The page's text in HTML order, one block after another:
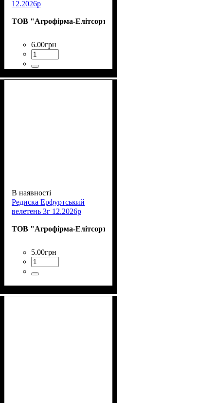
12.2026р
ТОВ "Агрофірма-Елітсортнасіння"
6.00грн
В наявності
Редиска Ерфуртський
велетень 3г 12.2026р
ТОВ "Агрофірма-Елітсортнасіння"
5.00грн